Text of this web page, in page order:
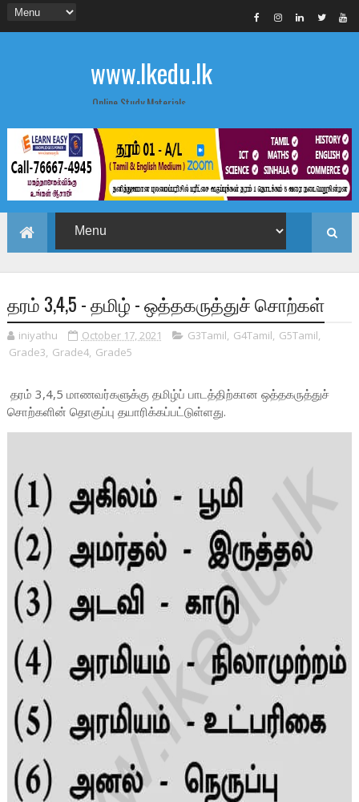
www.lkedu.lk
Online Study Materials
தரம் 3,4,5 - தமிழ் - ஒத்தகருத்துச் சொற்கள்
iniyathu October 17, 2021 G3Tamil, G4Tamil, G5Tamil,
Grade3, Grade4, Grade5
தரம் 3,4,5 மாணவர்களுக்கு தமிழ்ப் பாடத்திற்கான ஒத்தகருத்துச்
சொற்களின் தொகுப்பு தயாரிக்கப்பட்டுள்ளது.